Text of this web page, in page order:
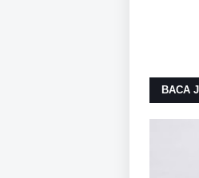
BACA